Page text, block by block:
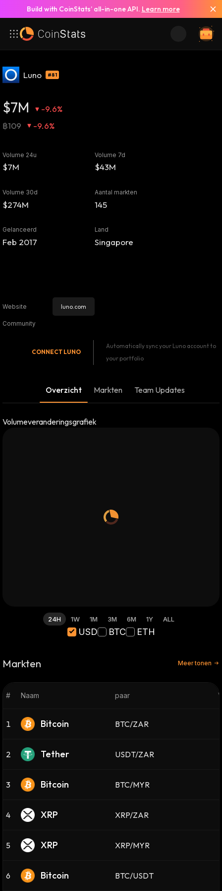
Build with CoinStats’ all-in-one API. Learn more
Luno #81
$7M
-9.6%
฿109
-9.6%
Volume 24u
$7M
Volume 7d
$43M
Volume 30d
$274M
Aantal markten
145
Gelanceerd
Feb 2017
Land
Singapore
Website luno.com
Community
CONNECT LUNO
Automatically sync your Luno account to
your portfolio
Overzicht Markten Team Updates
Volumeveranderingsgrafiek
24H 1W 1M 3M 6M 1Y ALL
USD BTC ETH
Markten Meer tonen
# Naam paar
1 Bitcoin BTC/ZAR
2 Tether USDT/ZAR
3 Bitcoin BTC/MYR
4 XRP XRP/ZAR
5 XRP XRP/MYR
6 Bitcoin BTC/USDT